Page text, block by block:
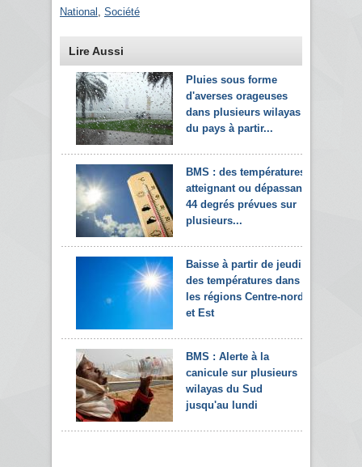
National Société
Lire Aussi
Pluies sous forme
d'averses orageuses
dans plusieurs wilayas
du pays à partir...
BMS : des températures
atteignant ou dépassant
44 degrés prévues sur
plusieurs...
Baisse à partir de jeudi
des températures dans
les régions Centre-nord
et Est
BMS : Alerte à la
canicule sur plusieurs
wilayas du Sud
jusqu'au lundi